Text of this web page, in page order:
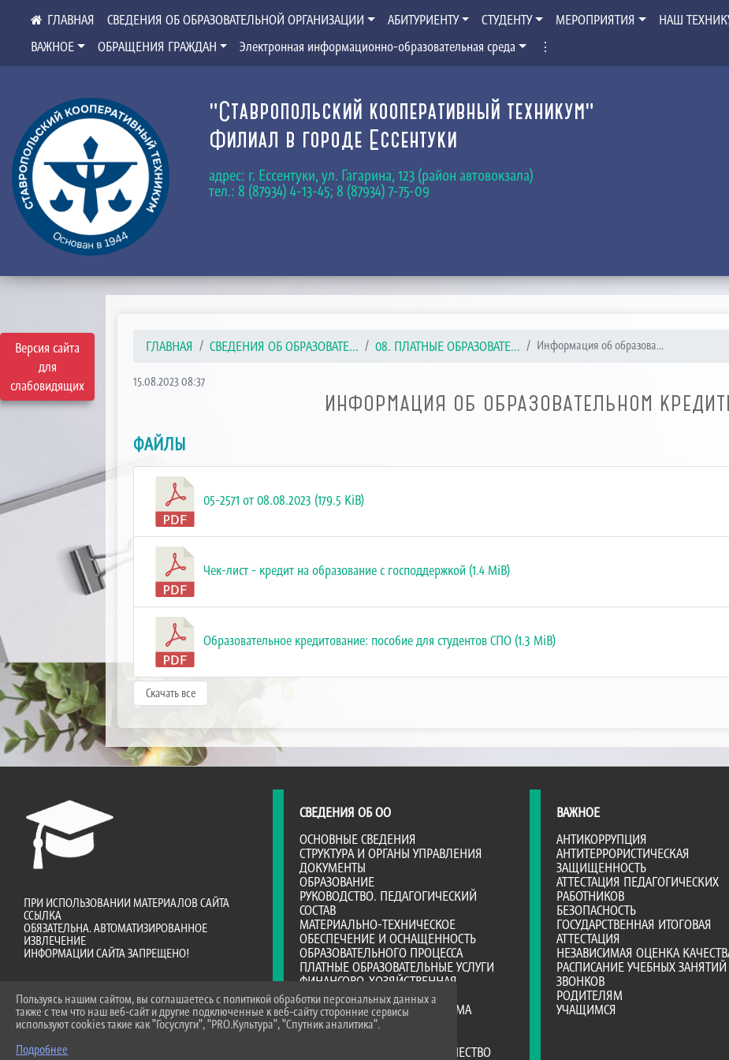
Версия сайта
для
слабовидящих
"Ставропольский кооперативный техникум"
Филиал в городе Ессентуки
адрес: г. Ессентуки, ул. Гагарина, 123 (район автовокзала)
тел.: 8 (87934) 4-13-45; 8 (87934) 7-75-09
СВЕДЕНИЯ ОБ ОБРАЗОВАТЕЛЬНОЙ ОРГАНИЗАЦИИ АБИТУРИЕНТУ СТУДЕНТУ МЕРОПРИЯТИЯ НАШ
ВАЖНОЕ
ОБРАЩЕНИЯ ГРАЖДАН Электронная информационно-образовательная среда ⋮
ГЛАВНАЯ СВЕДЕНИЯ ОБ ОБРАЗОВАТЕ... 08. ПЛАТНЫЕ ОБРАЗОВАТЕ... Информация об образова...
15.08.2023 08:37
ИНФОРМАЦИЯ ОБ ОБРАЗОВАТЕЛЬНОМ
ФАЙЛЫ
05-2571 от 08.08.2023 (179.5 KiB)
Чек-лист - кредит на образование с господдержкой (1.4 MiB)
Образовательное кредитование: пособие для студентов СПО (1.3 MiB)
Скачать все
ПРИ ИСПОЛЬЗОВАНИИ МАТЕРИАЛОВ САЙТА
ССЫЛКА
ОБЯЗАТЕЛЬНА. АВТОМАТИЗИРОВАННОЕ
ИЗВЛЕЧЕНИЕ
ИНФОРМАЦИИ САЙТА ЗАПРЕЩЕНО!
СВЕДЕНИЯ ОБ ОО
ОСНОВНЫЕ СВЕДЕНИЯ
СТРУКТУРА И ОРГАНЫ УПРАВЛЕНИЯ
ДОКУМЕНТЫ
ОБРАЗОВАНИЕ
РУКОВОДСТВО. ПЕДАГОГИЧЕСКИЙ
СОСТАВ
МАТЕРИАЛЬНО-ТЕХНИЧЕСКОЕ
ОБЕСПЕЧЕНИЕ И ОСНАЩЕННОСТЬ
ОБРАЗОВАТЕЛЬНОГО ПРОЦЕССА
ПЛАТНЫЕ ОБРАЗОВАТЕЛЬНЫЕ УСЛУГИ
ФИНАНСОВО-ХОЗЯЙСТВЕННАЯ
ДЕЯТЕЛЬНОСТЬ
ВАКАНТНЫЕ МЕСТА ДЛЯ ПРИЕМА
(ПЕРЕВОДА)
МЕЖДУНАРОДНОЕ СОТРУДНИЧЕСТВО
ВАЖНОЕ
АНТИКОРРУПЦИЯ
АНТИТЕРРОРИСТИЧЕСКАЯ
ЗАЩИЩЕННОСТЬ
АТТЕСТАЦИЯ ПЕДАГОГИЧЕСКИХ
РАБОТНИКОВ
БЕЗОПАСНОСТЬ
ГОСУДАРСТВЕННАЯ ИТОГОВАЯ
АТТЕСТАЦИЯ
НЕЗАВИСИМАЯ ОЦЕНКА
РАСПИСАНИЕ УЧЕБНЫХ
ЗВОНКОВ
РОДИТЕЛЯМ
УЧАЩИМСЯ
Пользуясь нашим сайтом, вы соглашаетесь с политикой обработки персональных данных а
также с тем что наш веб-сайт и другие подключенные к веб-сайту сторонние сервисы
используют cookies такие как "Госуслуги", "PRO.Культура", "Спутник аналитика".
Подробнее